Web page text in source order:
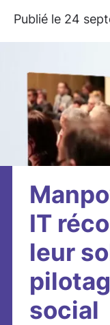
Publié le 24
IT
leur
social